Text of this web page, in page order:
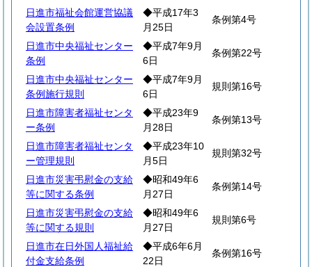
日進市福祉会館運営協議
会設置条例
◆平成17年3
月25日
条例第4号
日進市中央福祉センター
条例
◆平成7年9月
6日
条例第22号
日進市中央福祉センター
条例施行規則
◆平成7年9月
6日
規則第16号
日進市障害者福祉センタ
ー条例
◆平成23年9
月28日
条例第13号
日進市障害者福祉センタ
ー管理規則
◆平成23年10
月5日
規則第32号
日進市災害弔慰金の支給
等に関する条例
◆昭和49年6
月27日
条例第14号
日進市災害弔慰金の支給
等に関する規則
◆昭和49年6
月27日
規則第6号
日進市在日外国人福祉給
付金支給条例
◆平成6年6月
22日
条例第16号